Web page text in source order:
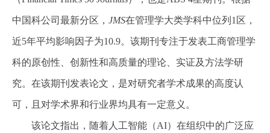
中国科公司最新分区， JMS在管理学大类学科中位列 1 区，
近5年平均影响因子为10.9。该期刊专注于发表工商管理学
科的原创性、创新性和高质量的理论、实证及方法学研
究。在该期刊发表论文，是对研究者学术成果的高度认
可，且对学术界和行业界均具有一定意义。
该论文指出，随着人工智能（AI）在组织中的广泛应